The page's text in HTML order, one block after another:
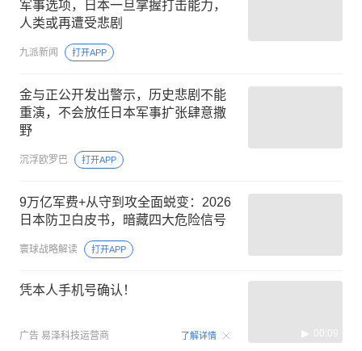
军事选项，日本一旦掌握打击能力，
人类或再遭受悲剧
九派新闻 打开APP
金与正公开发出警示，历史悲剧不能
重演，不会放任日本军事扩张肆意撒
野
沉浮欧罗巴 打开APP
9万亿军费+从守到攻全面蜕变：2026
日本防卫白皮书，暗藏四大危险信号
寰球战略解读 打开APP
凭本人手机号确认！
广告 易泽科技运营商 了解详情 00:09